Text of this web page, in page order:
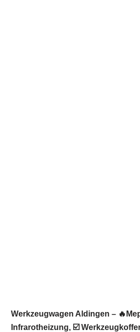
Werkzeugwagen Aldingen –
Infrarotheizung, ☑️